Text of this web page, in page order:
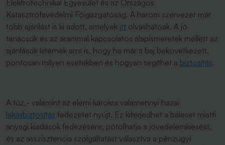
Elektrotechnikai Egyesület és az Országos
Katasztrófavédelmi Főigazgatóság. A három szervezet már
több ajánlást is ki adott, amelyek itt olvashatóak. A jó
tanácsok és az árammal kapcsolatos alapismeretek mellett az
ajánlások kitérnek arra is, hogy ha már a baj bekövetkezett,
pontosan milyen esetekben és hogyan segíthet a biztosítás.
A tűz,- valamint az elemi károkra valamennyi hazai
lakásbiztosítás fedezetet nyújt. Ez kiterjedhet a baleset miatti
anyagi kiadások fedezésére, pótolhatja a jövedelemkiesést,
és az asszisztencia szolgáltatást választva a pénzügyi